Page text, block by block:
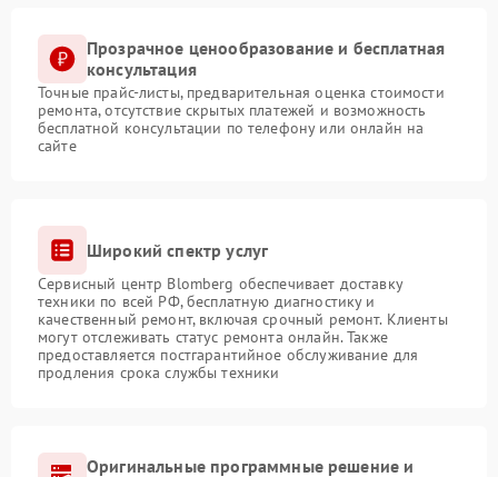
Прозрачное ценообразование и бесплатная
консультация
Точные прайс-листы, предварительная оценка стоимости
ремонта, отсутствие скрытых платежей и возможность
бесплатной консультации по телефону или онлайн на
сайте
Широкий спектр услуг
Сервисный центр Blomberg обеспечивает доставку
техники по всей РФ, бесплатную диагностику и
качественный ремонт, включая срочный ремонт. Клиенты
могут отслеживать статус ремонта онлайн. Также
предоставляется постгарантийное обслуживание для
продления срока службы техники
Оригинальные программные решение и